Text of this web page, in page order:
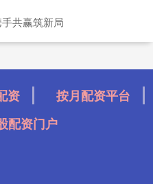
共赢筑新局
资
按月配资平台
配资门户